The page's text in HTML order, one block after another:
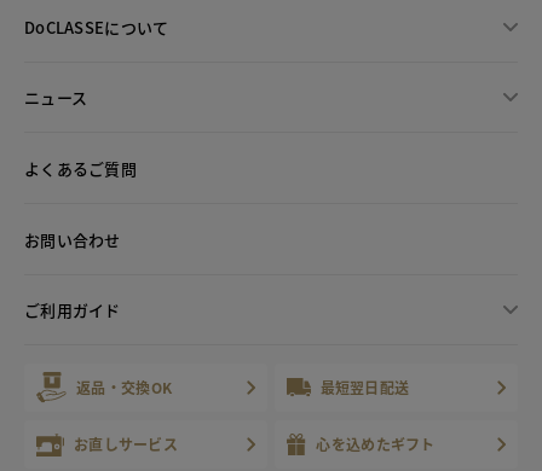
DoCLASSEについて
ニュース
よくあるご質問
お問い合わせ
ご利用ガイド
返品・交換OK 最短翌日配送
お直しサービス 心を込めたギフト